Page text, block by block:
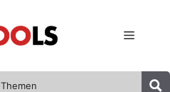
Menü
Themen